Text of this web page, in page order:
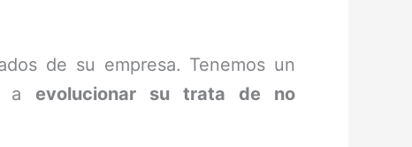
de su empresa. Tenemos un
a evolucionar su trata de no